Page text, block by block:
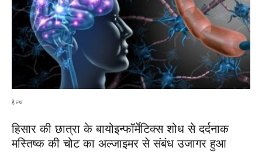
हेल्थ
हिसार की छात्रा के बायोइन्फॉर्मेटिक्स शोध से दर्दनाक
मस्तिष्क की चोट का अल्जाइमर से संबंध उजागर हुआ